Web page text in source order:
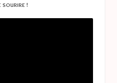
sourire !